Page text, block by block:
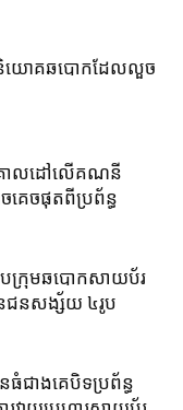
យោគឆបោកដែលលួច
ោលដៅលើគណនី
េចផុតពីប្រព័ន្ធ
បក្រុមឆបោកសាយប័រ
ជនសង្ស័យ ៤រូប
ាងគេបិទប្រព័ន្ធ